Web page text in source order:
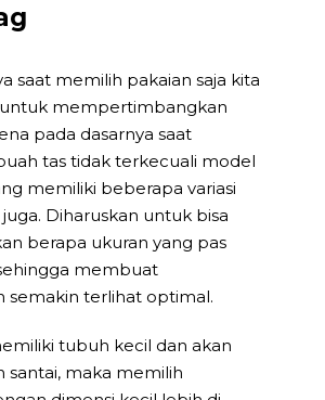
saat memilih pakaian saja kita
mempertimbangkan
pada dasarnya saat
tas tidak terkecuali model
memiliki beberapa variasi
Diharuskan untuk bisa
berapa ukuran yang pas
membuat
semakin terlihat optimal.
tubuh kecil dan akan
santai, maka memilih